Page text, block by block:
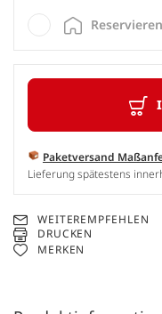
Paketversand
Lieferung spätestens
WEITEREMPFEHLEN
DRUCKEN
MERKEN